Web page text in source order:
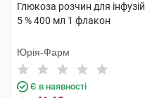
Глюкоза розчин для інфузій
5 % 400 мл 1 флакон
Юрія-Фарм
Є в наявності